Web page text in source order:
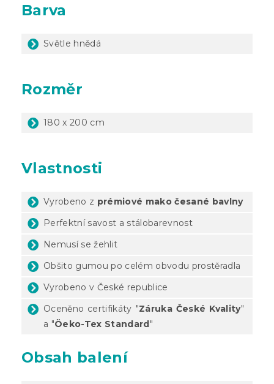
Barva
Světle hnědá
Rozměr
180 x 200 cm
Vlastnosti
Vyrobeno z prémiové mako česané bavlny
Perfektní savost a stálobarevnost
Nemusí se žehlit
Obšito gumou po celém obvodu prostěradla
Vyrobeno v České republice
Oceněno certifikáty "Záruka České Kvality"
a "Öeko-Tex Standard"
Obsah balení